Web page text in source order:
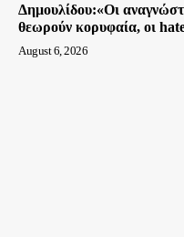
Δημουλίδου:«Οι
θεωρούν κορυφαία, οι
August 6, 2026